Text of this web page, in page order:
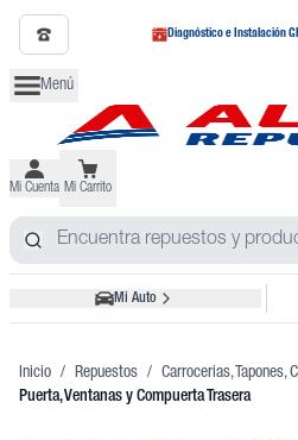
Diagnóstico e Instalación
Menú
Mi Cuenta Mi Carrito
Mi Auto
Inicio / Repuestos / Carrocerias, Tapones,
Puerta, Ventanas y Compuerta Trasera